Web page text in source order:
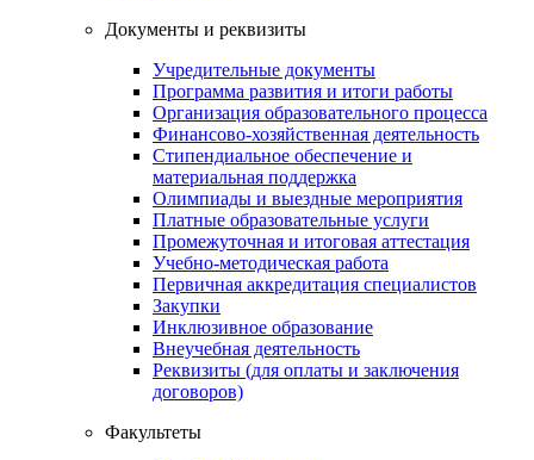
Документы и реквизиты
Учредительные документы
Программа развития и итоги работы
Организация образовательного процесса
Финансово-хозяйственная деятельность
Стипендиальное обеспечение и
материальная поддержка
Олимпиады и выездные мероприятия
Платные образовательные услуги
Промежуточная и итоговая аттестация
Учебно-методическая работа
Первичная аккредитация специалистов
Закупки
Инклюзивное образование
Внеучебная деятельность
Реквизиты (для оплаты и заключения
договоров)
Факультеты